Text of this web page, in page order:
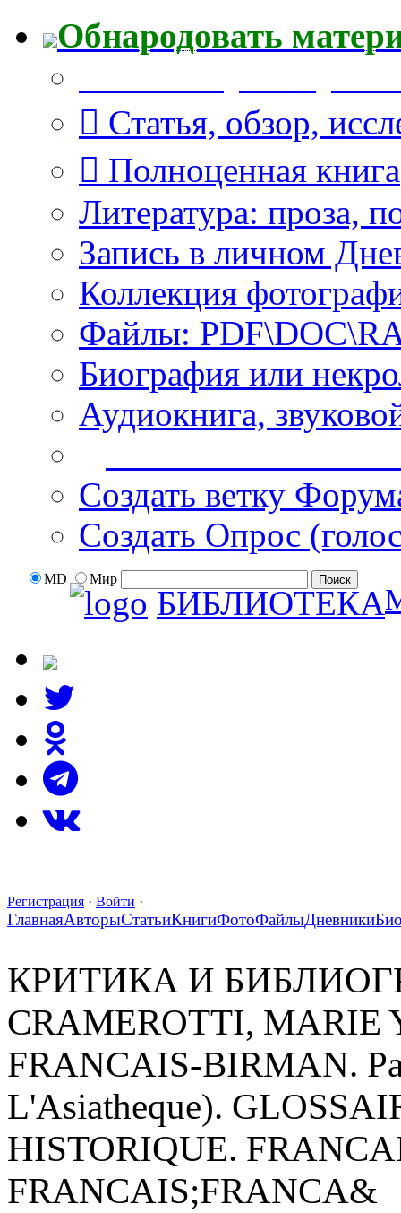
Обнародовать
Статья, обзор,
Полноценная книга
Литература: проза,
Запись в личном
Коллекция
Файлы:
Биография или
Аудиокнига,
Создать ветку
Создать Опрос
MD Мир
БИБЛИОТЕКА
Регистрация · Войти ·
ГлавнаяАвторыСтатьиКнигиФотоФайлыДневники
КРИТИКА И
CRAMEROTTI,
FRANCAIS-BIRMAN.
L'Asiatheque).
HISTORIQUE.
FRANCAIS;FRANCA&